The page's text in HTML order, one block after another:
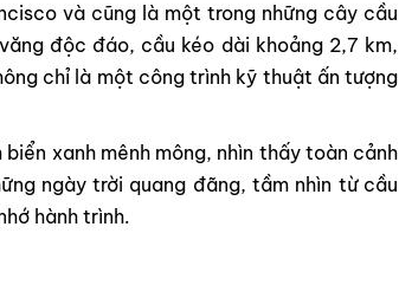
và cũng là một trong những cây cầu
độc đáo, cầu kéo dài khoảng 2,7 km,
chỉ là một công trình kỹ thuật ấn tượng
xanh mênh mông, nhìn thấy toàn cảnh
ngày trời quang đãng, tầm nhìn từ cầu
hành trình.